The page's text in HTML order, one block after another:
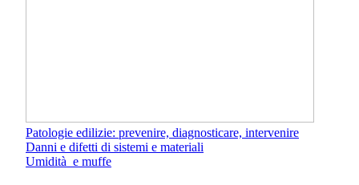
Patologie edilizie: prevenire, diagnosticare, intervenire
Danni e difetti di sistemi e materiali
Umidità e muffe